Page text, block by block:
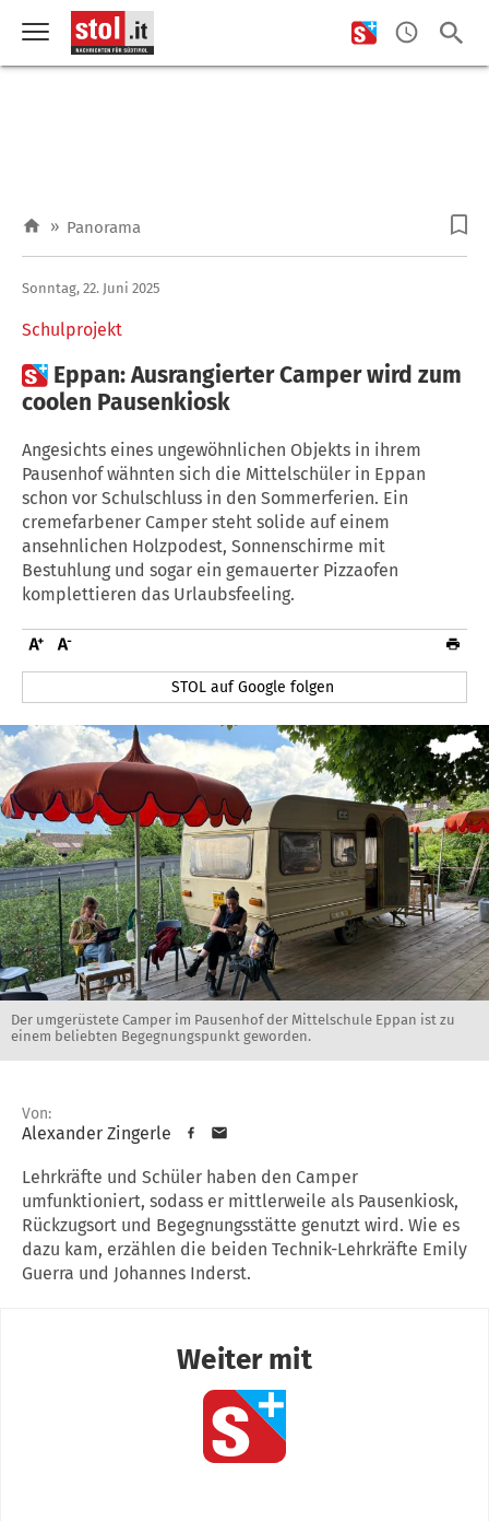
» Panorama
Schulprojekt
Sonntag, 22. Juni 2025
 Eppan: Ausrangierter Camper wird zum
coolen Pausenkiosk
Angesichts eines ungewöhnlichen Objekts in ihrem
Pausenhof wähnten sich die Mittelschüler in Eppan
schon vor Schulschluss in den Sommerferien. Ein
cremefarbener Camper steht solide auf einem
ansehnlichen Holzpodest, Sonnenschirme mit
Bestuhlung und sogar ein gemauerter Pizzaofen
komplettieren das Urlaubsfeeling.
STOL auf Google folgen
Der umgerüstete Camper im Pausenhof der Mittelschule Eppan ist zu
einem beliebten Begegnungspunkt geworden.
Von:
Alexander Zingerle
Lehrkräfte und Schüler haben den Camper
umfunktioniert, sodass er mittlerweile als Pausenkiosk,
Rückzugsort und Begegnungsstätte genutzt wird. Wie es
dazu kam, erzählen die beiden Technik-Lehrkräfte Emily
Guerra und Johannes Inderst.